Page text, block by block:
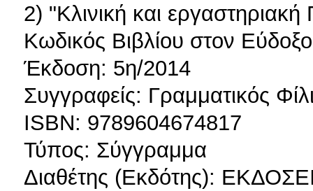
2) "Κλινική και εργαστηριακή
Κωδικός Βιβλίου στον
Έκδοση: 5η/2014
Συγγραφείς: Γραμματικός
ISBN: 9789604674817
Τύπος: Σύγγραμμα
Διαθέτης (Εκδότης):